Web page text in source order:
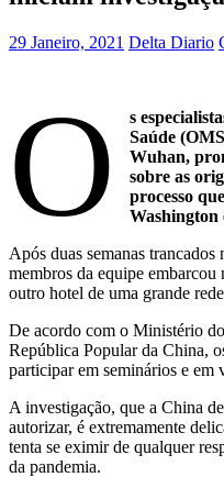
29 Janeiro, 2021 Delta Diario
O
s
Saúde
Wuhan,
sobre as
processo
Washington
Após duas semanas
membros da equipe
outro hotel de uma grande
De acordo com o Ministério
República Popular da China,
participar em seminários e em
A investigação, que a China
autorizar, é extremamente
tenta se eximir de qualquer
da pandemia.